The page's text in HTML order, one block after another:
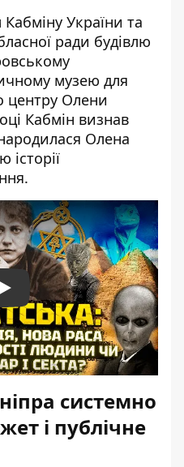
України та
ради будівлю
музею для
центру Олени
Кабмін визнав
Олена
історії
Play
системно
і публічне